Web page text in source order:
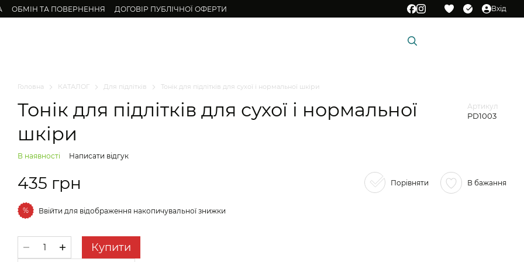
ОБМІН ТА ПОВЕРНЕННЯ ДОГОВІР ПУБЛІЧНОЇ ОФЕРТИ Вхід
Головна КАТАЛОГ Для підлітків Тонік для підлітків для сухої і нормальної шкіри
Тонік для підлітків для сухої і нормальної
шкіри
Артикул
PD1003
В наявності Написати відгук
435 грн Порівняти В бажання
% Ввійти для відображення накопичувальної знижки
Купити